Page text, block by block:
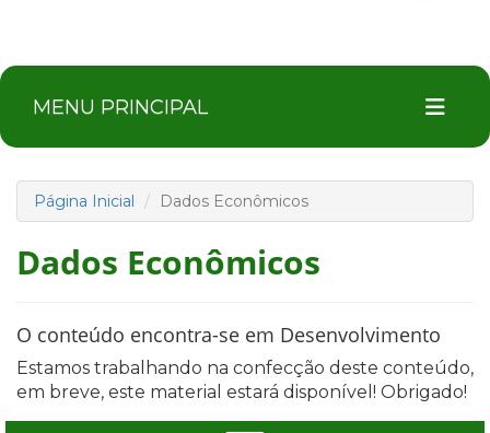
MENU PRINCIPAL
Página Inicial Dados Econômicos
Dados Econômicos
O conteúdo encontra-se em Desenvolvimento
Estamos trabalhando na confecção deste conteúdo,
em breve, este material estará disponível! Obrigado!